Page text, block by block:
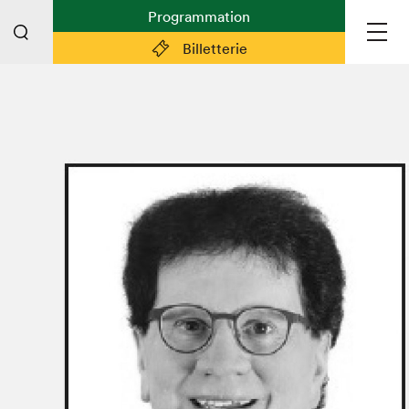
Billetterie
Programmation
Plan du Salon
Planifier sa visite (prix d'entrée,
horaire, info pratiques)
Billetterie: achetez vos billets!
FAQ visiteur·euse·s
Espace professionnel·le·s
Espace enseignant·e·s
Espace médias
Devenir bénévole
Espace exposant·e·s